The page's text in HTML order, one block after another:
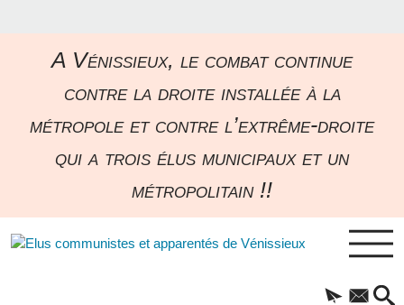
A Vénissieux, le combat continue
contre la droite installée à la
métropole et contre l’extrême-droite
qui a trois élus municipaux et un
métropolitain !!